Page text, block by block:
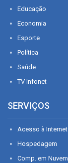
Educação
Economia
Esporte
Política
Saúde
TV Infonet
SERVIÇOS
Acesso à Internet
Hospedagem
Comp. em Nuvem